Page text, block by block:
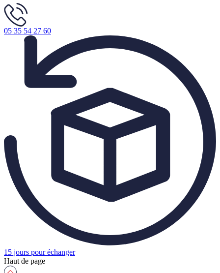
05 35 54 27 60
15 jours pour échanger
Haut de page